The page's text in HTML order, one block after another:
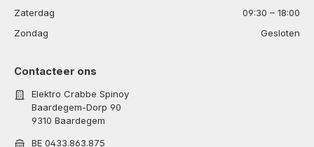
Zaterdag
09:30 – 18:00
Zondag
Gesloten
Contacteer ons
Elektro Crabbe Spinoy
Baardegem-Dorp 90
9310 Baardegem
BE 0433.863.875